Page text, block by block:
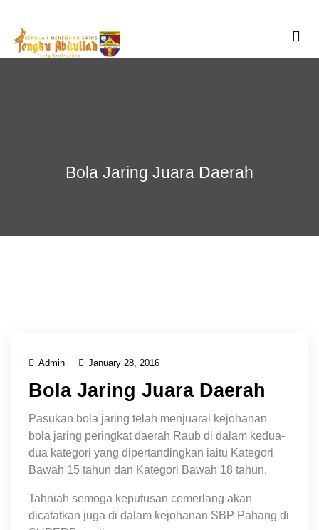
content
Bola Jaring Juara Daerah
Admin January 28, 2016
Bola Jaring Juara Daerah
Pasukan bola jaring telah menjuarai kejohanan
bola jaring peringkat daerah Raub di dalam kedua-
dua kategori yang dipertandingkan iaitu Kategori
Bawah 15 tahun dan Kategori Bawah 18 tahun.
Tahniah semoga keputusan cemerlang akan
dicatatkan juga di dalam kejohanan SBP Pahang di